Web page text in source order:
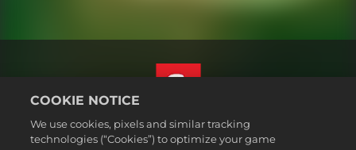
Norsk
COOKIE NOTICE
We use cookies, pixels and similar tracking
technologies (“Cookies”) to optimize your game